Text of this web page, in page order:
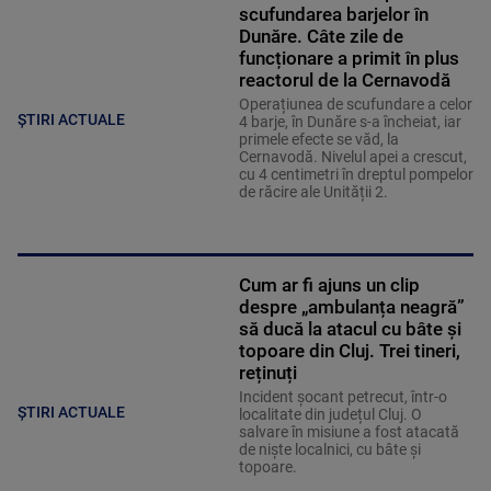
ȘTIRI ACTUALE
scufundarea barjelor în
Dunăre. Câte zile de
funcționare a primit în plus
reactorul de la Cernavodă
Operațiunea de scufundare a celor
4 barje, în Dunăre s-a încheiat, iar
primele efecte se văd, la
Cernavodă. Nivelul apei a crescut,
cu 4 centimetri în dreptul pompelor
de răcire ale Unității 2.
ȘTIRI ACTUALE
Cum ar fi ajuns un clip
despre „ambulanța neagră”
să ducă la atacul cu bâte și
topoare din Cluj. Trei tineri,
reținuți
Incident șocant petrecut, într-o
localitate din județul Cluj. O
salvare în misiune a fost atacată
de niște localnici, cu bâte și
topoare.